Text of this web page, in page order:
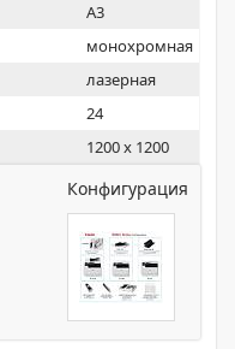
A3
монохромная
лазерная
24
1200 х 1200
Конфигурация